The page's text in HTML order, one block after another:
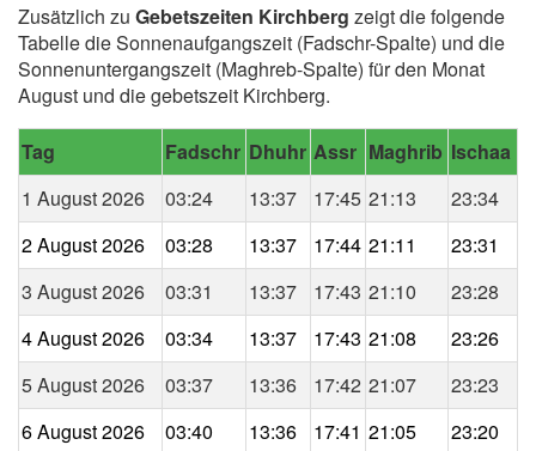
Zusätzlich zu Gebetszeiten Kirchberg zeigt die folgende
Tabelle die Sonnenaufgangszeit (Fadschr-Spalte) und die
Sonnenuntergangszeit (Maghreb-Spalte) für den Monat
August und die gebetszeit Kirchberg.
Tag Fadschr Dhuhr Assr Maghrib Ischaa
1 August 2026
03:24 13:37 17:45 21:13
23:34
2 August 2026
03:28 13:37 17:44 21:11
23:31
3 August 2026
03:31 13:37 17:43 21:10
23:28
4 August 2026
03:34 13:37 17:43 21:08
23:26
5 August 2026
03:37 13:36 17:42 21:07
23:23
6 August 2026
03:40 13:36 17:41 21:05
23:20